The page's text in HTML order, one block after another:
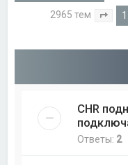
2965 тем 1
CHR
Ответы: 2